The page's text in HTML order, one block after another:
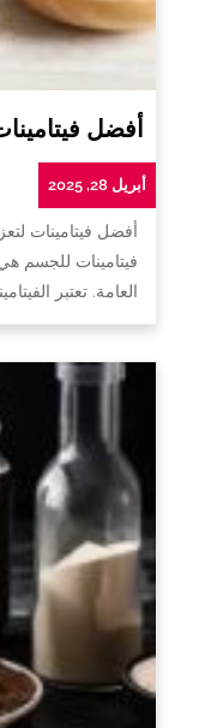
أفضل
أبريل 28, 2025
أفضل فيتامينات
فيتامينات للجسم
العامة. تعتبر